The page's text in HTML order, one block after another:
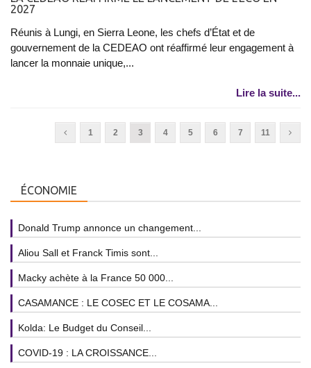
2027
Réunis à Lungi, en Sierra Leone, les chefs d’État et de
gouvernement de la CEDEAO ont réaffirmé leur engagement à
lancer la monnaie unique,...
Lire la suite...
1 2 3 4 5 6 7 11
ÉCONOMIE
Donald Trump annonce un changement...
Aliou Sall et Franck Timis sont...
Macky achète à la France 50 000...
CASAMANCE : LE COSEC ET LE COSAMA...
Kolda: Le Budget du Conseil...
COVID-19 : LA CROISSANCE...